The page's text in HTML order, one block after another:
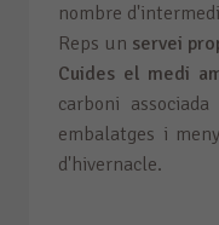
nombre
Reps un servei
Cuides el medi
carboni
embalatges i
d'hivernacle.